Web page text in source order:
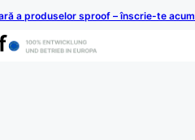
a produselor sproof – înscrie-te acum